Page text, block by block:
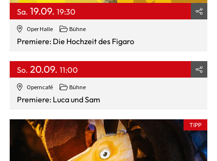
Oper Halle Bühne
Sa. 19.09. 19:30
Premiere: Die Hochzeit des Figaro
Operncafé Bühne
So. 20.09. 11:00
Premiere: Luca und Sam
TIPP